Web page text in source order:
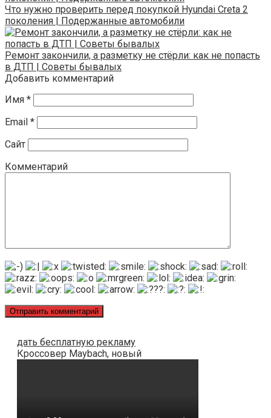
Что нужно проверить перед покупкой Hyundai Creta 2
поколения | Подержанные автомобили
Ремонт закончили, а разметку не стёрли: как не попасть
в ДТП | Советы бывалых
Добавить комментарий
Имя *
Email *
Сайт
Комментарий
дать бесплатную рекламу
Кроссовер Maybach, новый